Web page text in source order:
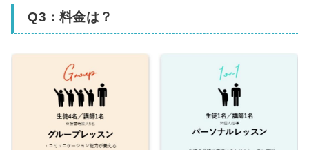
Q3：料金は？